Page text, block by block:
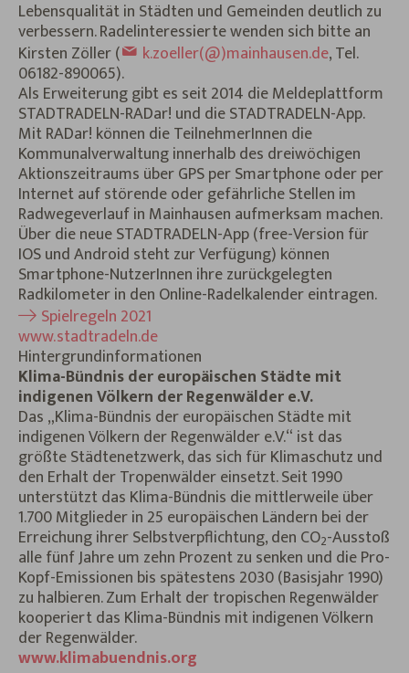
Lebensqualität in Städten und Gemeinden deutlich zu
verbessern. Radelinteressierte wenden sich bitte an
Kirsten Zöller (
k.zoeller(@)mainhausen.de, Tel.
06182-890065).
Als Erweiterung gibt es seit 2014 die Meldeplattform
STADTRADELN-RADar! und die STADTRADELN-App.
Mit RADar! können die TeilnehmerInnen die
Kommunalverwaltung innerhalb des dreiwöchigen
Aktionszeitraums über GPS per Smartphone oder per
Internet auf störende oder gefährliche Stellen im
Radwegeverlauf in Mainhausen aufmerksam machen.
Über die neue STADTRADELN-App (free-Version für
IOS und Android steht zur Verfügung) können
Smartphone-NutzerInnen ihre zurückgelegten
Radkilometer in den Online-Radelkalender eintragen.
Spielregeln 2021
www.stadtradeln.de
Hinter­grund­informationen
Klima-Bündnis der europäischen Städte mit
indigenen Völkern der Regenwälder e.V.
Das „Klima-Bündnis der europäischen Städte mit
indigenen Völkern der Regenwälder e.V.“ ist das
größte Städtenetzwerk, das sich für Klimaschutz und
den Erhalt der Tropenwälder einsetzt. Seit 1990
unterstützt das Klima-Bündnis die mittlerweile über
1.700 Mitglieder in 25 europäischen Ländern bei der
Erreichung ihrer Selbstverpflichtung, den CO2-Ausstoß
alle fünf Jahre um zehn Prozent zu senken und die Pro-
Kopf-Emissionen bis spätestens 2030 (Basisjahr 1990)
zu halbieren. Zum Erhalt der tropischen Regenwälder
kooperiert das Klima-Bündnis mit indigenen Völkern
der Regenwälder.
www.klimabuendnis.org